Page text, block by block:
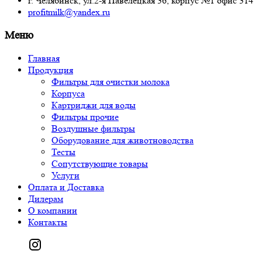
profitmilk@yandex.ru
Меню
Главная
Продукция
Фильтры для очистки молока
Корпуса
Картриджи для воды
Фильтры прочие
Воздушные фильтры
Оборудование для животноводства
Тесты
Сопутствующие товары
Услуги
Оплата и Доставка
Дилерам
О компании
Контакты